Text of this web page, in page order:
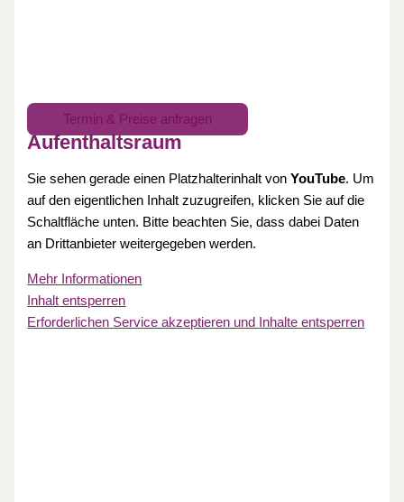
Termin & Preise anfragen
Aufenthaltsraum
Sie sehen gerade einen Platzhalterinhalt vonYouTube. Um
auf den eigentlichen Inhalt zuzugreifen, klicken Sie auf die
Schaltfläche unten. Bitte beachten Sie, dass dabei Daten
an Drittanbieter weitergegeben werden.
Mehr Informationen
Inhalt entsperren
Erforderlichen Service akzeptieren und Inhalte entsperren